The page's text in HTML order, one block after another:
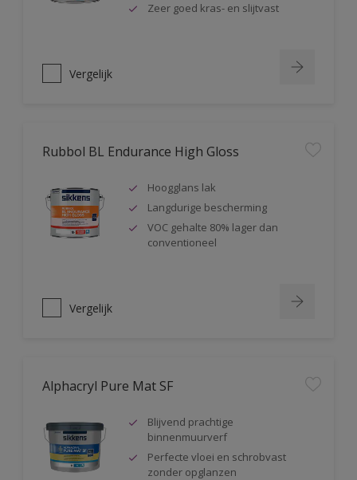
Zeer goed kras- en slijtvast
Vergelijk
Rubbol BL Endurance High Gloss
Hoogglans lak
Langdurige bescherming
VOC gehalte 80% lager dan
conventioneel
Vergelijk
Alphacryl Pure Mat SF
Blijvend prachtige
binnenmuurverf
Perfecte vloei en schrobvast
zonder opglanzen